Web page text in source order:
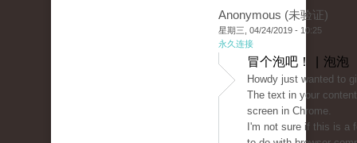
Anonymous (未验证)
星期三, 04/24/2019 - 10:25
永久连接
冒个泡吧！ | 泡泡
Howdy just wanted to
The text in your
screen in Chrome.
I'm not sure if this is a